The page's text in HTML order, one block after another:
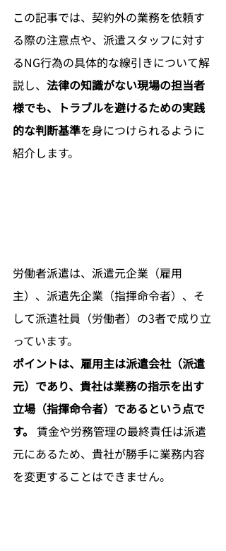
この記事では、契約外の業務を依頼す
る際の注意点や、派遣スタッフに対す
るNG行為の具体的な線引きについて解
説し、 法律の知識がない現場の担当者
様でも、トラブルを避けるための実践
的な判断基準を身につけられるように
紹介します。
労働者派遣は、派遣元企業（雇用
主）、派遣先企業（指揮命令者）、そ
して派遣社員（労働者）の3者で成り立
っています。
ポイントは、雇用主は派遣会社（派遣
元）であり、貴社は業務の指示を出す
立場（指揮命令者）であるという点で
す。 賃金や労務管理の最終責任は派遣
元にあるため、貴社が勝手に業務内容
を変更することはできません。